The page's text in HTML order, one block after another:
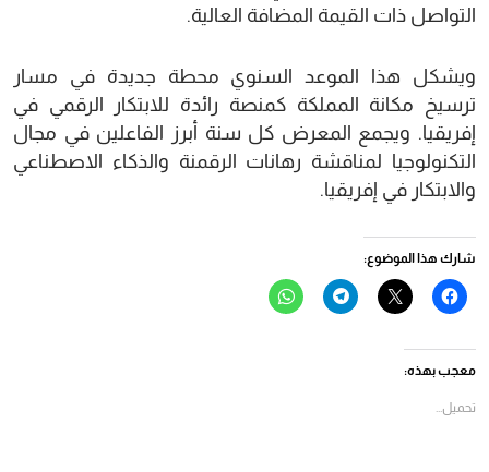
التواصل ذات القيمة المضافة العالية.
ويشكل هذا الموعد السنوي محطة جديدة في مسار
ترسيخ مكانة المملكة كمنصة رائدة للابتكار الرقمي في
إفريقيا. ويجمع المعرض كل سنة أبرز الفاعلين في مجال
التكنولوجيا لمناقشة رهانات الرقمنة والذكاء الاصطناعي
والابتكار في إفريقيا.
شارك هذا الموضوع:
انقر
للمشاركة
(فتح
في
نافذة
النقر
للمشاركة
انقر
للمشاركة
انقر
للمشاركة
معجب بهذه:
تحميل...